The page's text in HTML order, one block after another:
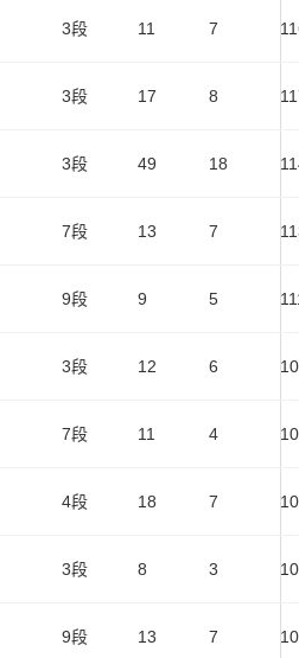
3段 11 7
3段 17 8
3段 49 18
7段 13 7
9段 9 5
3段 12 6
7段 11 4
4段 18 7
3段 8 3
9段 13 7